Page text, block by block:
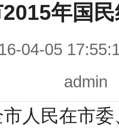
年国
04-05
admin
人民在市